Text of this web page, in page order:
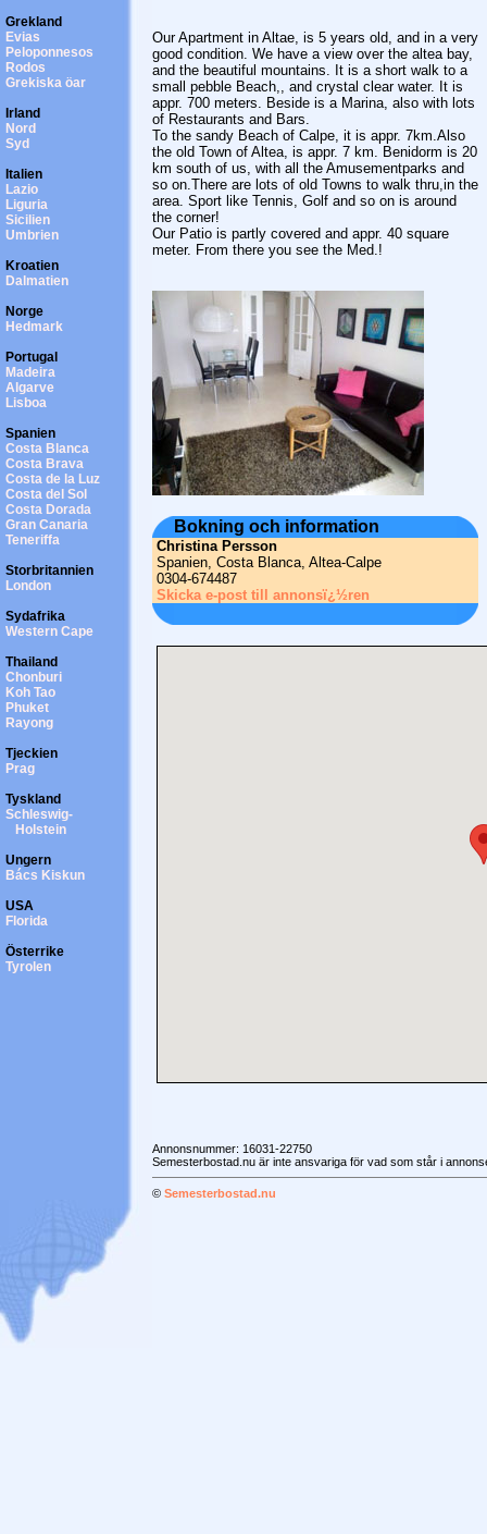
Grekland
Evias
Peloponnesos
Rodos
Grekiska öar
Irland
Nord
Syd
Italien
Lazio
Liguria
Sicilien
Umbrien
Kroatien
Dalmatien
Norge
Hedmark
Portugal
Madeira
Algarve
Lisboa
Spanien
Costa Blanca
Costa Brava
Costa de la Luz
Costa del Sol
Costa Dorada
Gran Canaria
Teneriffa
Storbritannien
London
Sydafrika
Western Cape
Thailand
Chonburi
Koh Tao
Phuket
Rayong
Tjeckien
Prag
Tyskland
Schleswig-
Holstein
Ungern
Bács Kiskun
USA
Florida
Österrike
Tyrolen
Our Apartment in Altae, is 5 years old, and in a very
good condition. We have a view over the altea bay,
and the beautiful mountains. It is a short walk to a
small pebble Beach,, and crystal clear water. It is
appr. 700 meters. Beside is a Marina, also with lots
of Restaurants and Bars.
To the sandy Beach of Calpe, it is appr. 7km.Also
the old Town of Altea, is appr. 7 km. Benidorm is 20
km south of us, with all the Amusementparks and
so on.There are lots of old Towns to walk thru,in the
area. Sport like Tennis, Golf and so on is around
the corner!
Our Patio is partly covered and appr. 40 square
meter. From there you see the Med.!
Bokning och information
Christina Persson
Spanien, Costa Blanca, Altea-Calpe
0304-674487
Skicka e-post till annonsï¿½ren
Annonsnummer: 16031-22750
Semesterbostad.nu är inte ansvariga för vad som står i
© Semesterbostad.nu